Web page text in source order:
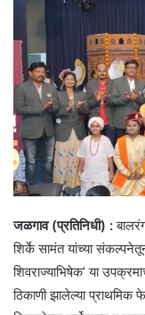
जळगाव (प्रतिनिधी) :
शिर्के सामंत यांच्या
शिवराज्याभिषेक’ या
ठिकाणी झालेल्या प्राथमिक